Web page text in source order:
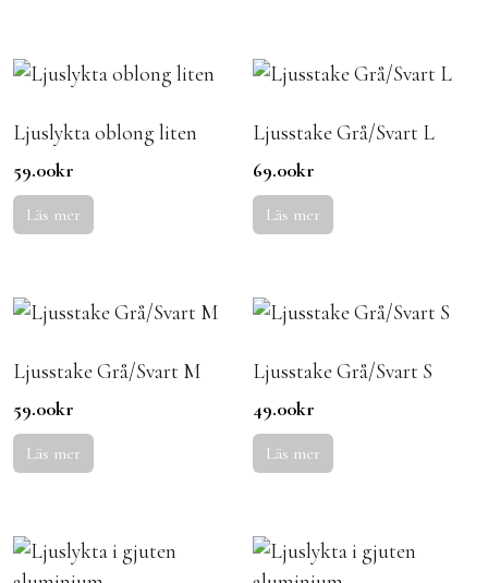
Ljuslykta oblong liten
59.00kr
Läs mer
Ljusstake Grå/Svart L
69.00kr
Läs mer
Ljusstake Grå/Svart M
59.00kr
Läs mer
Ljusstake Grå/Svart S
49.00kr
Läs mer